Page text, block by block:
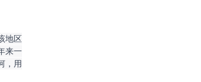
地区
来一
，用